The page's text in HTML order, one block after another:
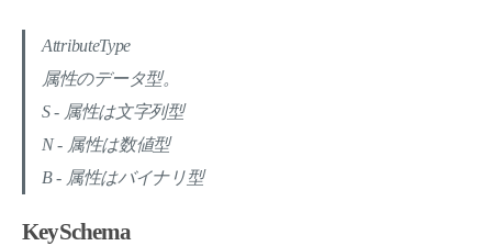
AttributeType
属性のデータ型。
S - 属性は文字列型
N - 属性は数値型
B - 属性はバイナリ型
KeySchema